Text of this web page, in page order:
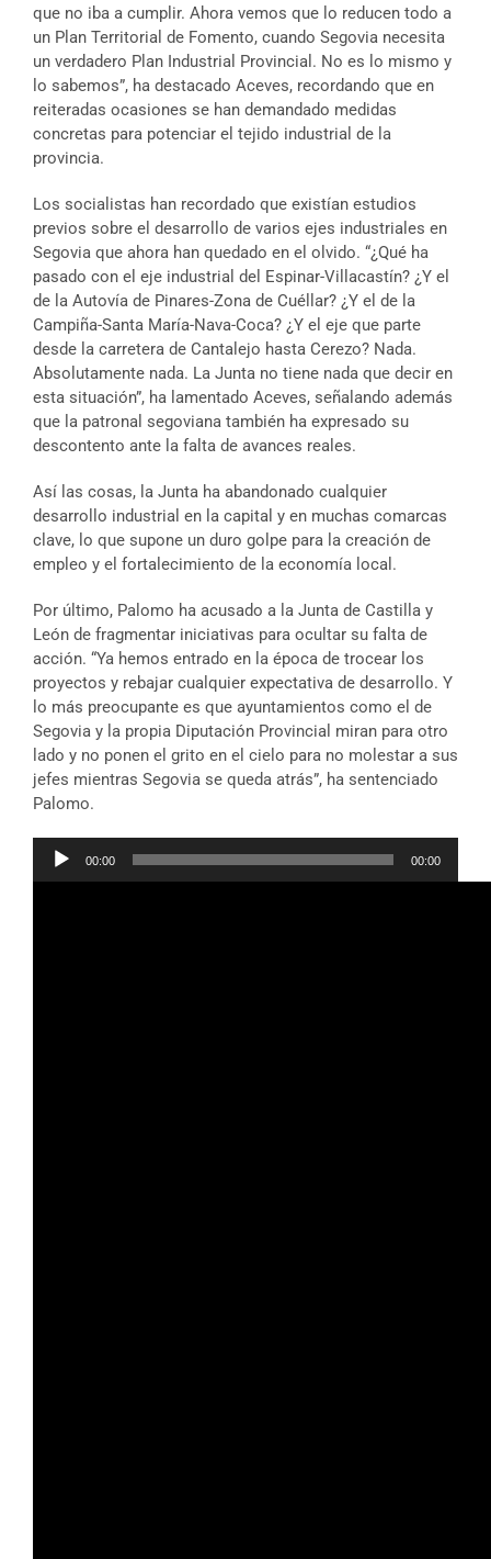
que no iba a cumplir. Ahora vemos que lo reducen todo a
un Plan Territorial de Fomento, cuando Segovia necesita
un verdadero Plan Industrial Provincial. No es lo mismo y
lo sabemos”, ha destacado Aceves, recordando que en
reiteradas ocasiones se han demandado medidas
concretas para potenciar el tejido industrial de la
provincia.
Los socialistas han recordado que existían estudios
previos sobre el desarrollo de varios ejes industriales en
Segovia que ahora han quedado en el olvido. “¿Qué ha
pasado con el eje industrial del Espinar-Villacastín? ¿Y el
de la Autovía de Pinares-Zona de Cuéllar? ¿Y el de la
Campiña-Santa María-Nava-Coca? ¿Y el eje que parte
desde la carretera de Cantalejo hasta Cerezo? Nada.
Absolutamente nada. La Junta no tiene nada que decir en
esta situación”, ha lamentado Aceves, señalando además
que la patronal segoviana también ha expresado su
descontento ante la falta de avances reales.
Así las cosas, la Junta ha abandonado cualquier
desarrollo industrial en la capital y en muchas comarcas
clave, lo que supone un duro golpe para la creación de
empleo y el fortalecimiento de la economía local.
Por último, Palomo ha acusado a la Junta de Castilla y
León de fragmentar iniciativas para ocultar su falta de
acción. “Ya hemos entrado en la época de trocear los
proyectos y rebajar cualquier expectativa de desarrollo. Y
lo más preocupante es que ayuntamientos como el de
Segovia y la propia Diputación Provincial miran para otro
lado y no ponen el grito en el cielo para no molestar a sus
jefes mientras Segovia se queda atrás”, ha sentenciado
Palomo.
Reproductor
00:00 00:00